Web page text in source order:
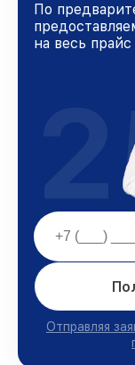
По
на весь
Отправляя